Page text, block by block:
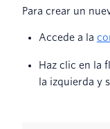
Para crear un
Accede a la
Haz clic en la
la izquierda y